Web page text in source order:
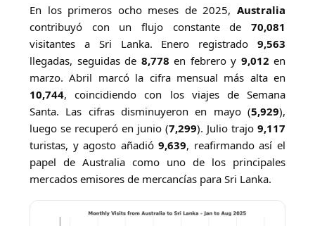
En los primeros ocho meses de 2025, Australia
contribuyó con un flujo constante de 70,081
visitantes a Sri Lanka. Enero registrado 9,563
llegadas, seguidas de 8,778 en febrero y 9,012 en
marzo. Abril marcó la cifra mensual más alta en
10,744, coincidiendo con los viajes de Semana
Santa. Las cifras disminuyeron en mayo (5,929),
luego se recuperó en junio (7,299). Julio trajo 9,117
turistas, y agosto añadió9,639, reafirmando así el
papel de Australia como uno de los principales
mercados emisores de mercancías para Sri Lanka.